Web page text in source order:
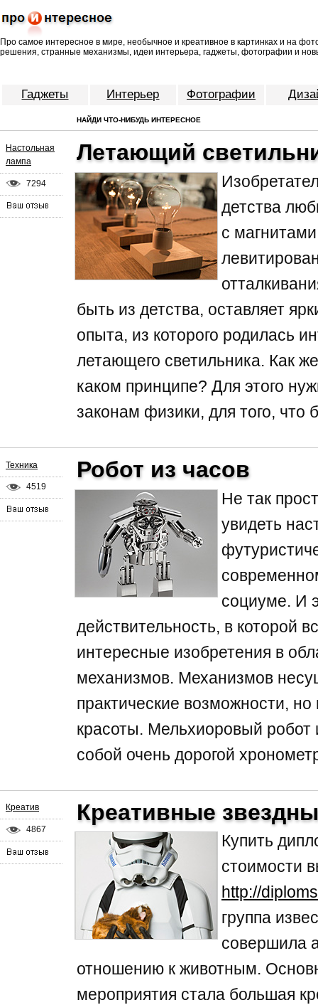
Про самое интересное в мире, необычное и креативное в картинках и на
решения, странные механизмы, идеи интерьера, гаджеты, фотографии и
Гаджеты Интерьер Фотографии
НАЙДИ ЧТО-НИБУДЬ ИНТЕРЕСНОЕ
Настольная
лампа
7294
Летающий
детства
с
быть из детства, оставляет
опыта, из которого родилась
летающего светильника. Как
каком принципе? Для этого
законам физики, для того, что
Техника
4519
Робот из часов
Не так
увидеть
социуме. И
действительность, в которой
интересные изобретения в
механизмов. Механизмов
практические возможности, но
красоты. Мельхиоровый робот
собой очень дорогой
Креатив
4867
Креативные
Купить
стоимости
http://
группа
совершила
отношению к животным.
мероприятия стала большая